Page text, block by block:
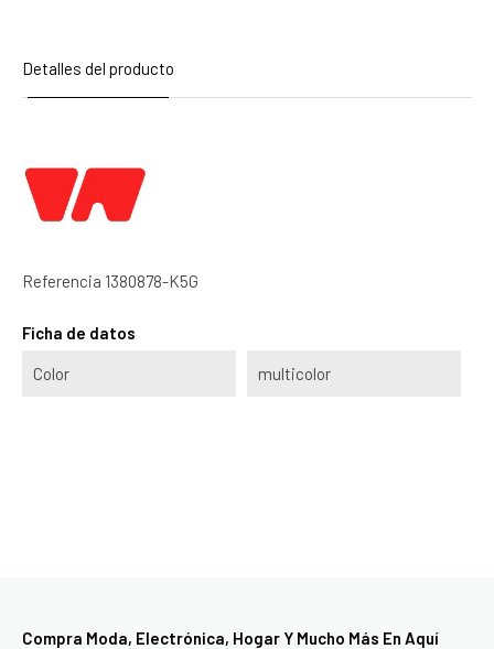
Detalles del producto
Referencia 1380878-K5G
Ficha de datos
Color multicolor
Compra Moda, Electrónica, Hogar Y Mucho Más En Aquí